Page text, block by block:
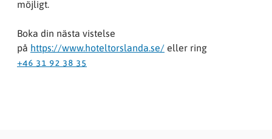
möjligt.
Boka din nästa vistelse
på https://www.hoteltorslanda.se/ eller ring
+46 31 92 38 35